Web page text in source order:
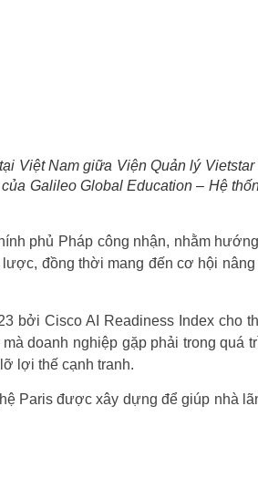
Việt Nam giữa Viện Quản lý
Galileo Global Education – Hệ
phủ Pháp công nhận, nhằm
đồng thời mang đến cơ hội
bởi Cisco AI Readiness Index cho
doanh nghiệp gặp phải trong quá
lợi thế cạnh tranh.
Paris được xây dựng để giúp nhà